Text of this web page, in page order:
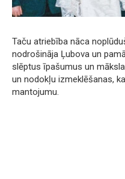
Taču atriebība nāca
nodrošināja Ļubova un
slēptus īpašumus un
un nodokļu izmeklēšanas,
mantojumu.